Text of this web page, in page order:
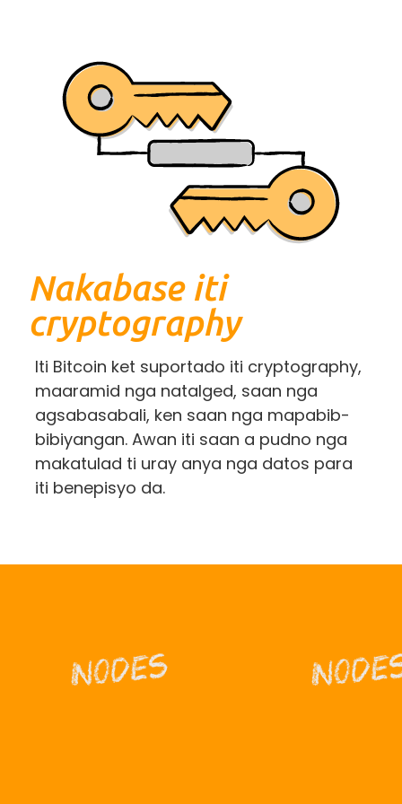
Nakabase iti
cryptography
Iti Bitcoin ket suportado iti cryptography,
maaramid nga natalged, saan nga
agsabasabali, ken saan nga mapabib-
bibiyangan. Awan iti saan a pudno nga
makatulad ti uray anya nga datos para
iti benepisyo da.
Nodes